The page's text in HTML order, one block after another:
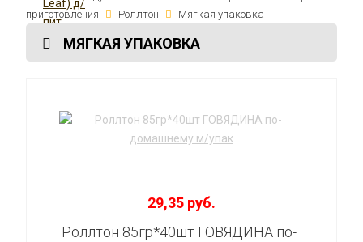
приготовления
Роллтон Мягкая упаковка
МЯГКАЯ УПАКОВКА
29,35 руб.
Роллтон 85гр*40шт ГОВЯДИНА по-